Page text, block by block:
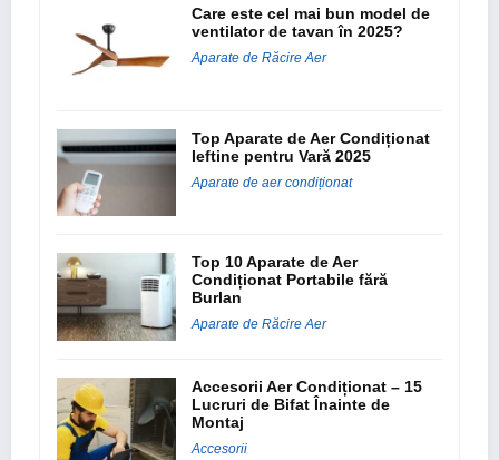
Care este cel mai bun model de
ventilator de tavan în 2025?
Aparate de Răcire Aer
Top Aparate de Aer Condiționat
Ieftine pentru Vară 2025
Aparate de aer condiționat
Top 10 Aparate de Aer
Condiționat Portabile fără
Burlan
Aparate de Răcire Aer
Accesorii Aer Condiționat – 15
Lucruri de Bifat Înainte de
Montaj
Accesorii